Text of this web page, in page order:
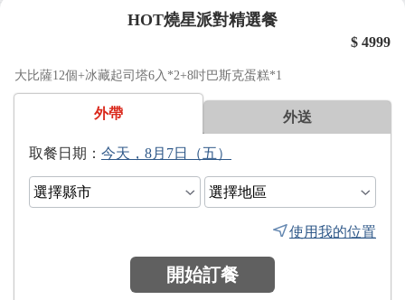
HOT燒星派對精選餐
$ 4999
大比薩12個+冰藏起司塔6入*2+8吋巴斯克蛋糕*1
外帶 外送
日期：
使用我的位置
開始訂餐